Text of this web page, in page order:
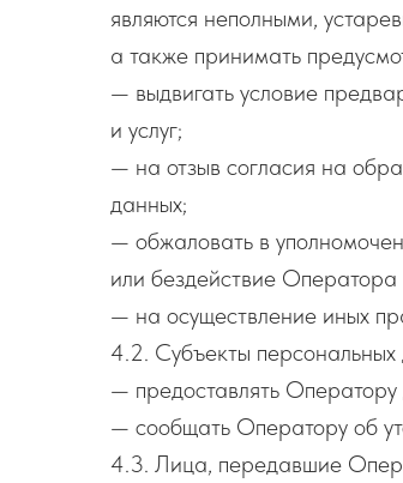
являются неполными,
а также принимать
— выдвигать условие
и услуг;
— на отзыв согласия на
данных;
— обжаловать в
или бездействие
— на осуществление иных
4.2. Субъекты
— предоставлять
— сообщать Оператору об
4.3. Лица, передавшие